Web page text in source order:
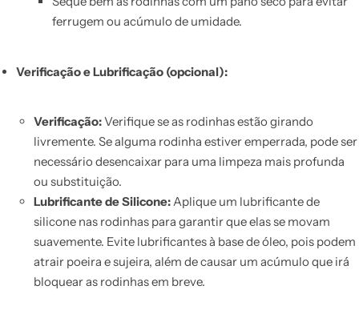
ferrugem ou acúmulo de umidade.
Verificação e Lubrificação (opcional):
Verificação:Verifique se as rodinhas estão girando
livremente. Se alguma rodinha estiver emperrada, pode ser
necessário desencaixar para uma limpeza mais profunda
ou substituição.
Lubrificante de Silicone:Aplique um lubrificante de
silicone nas rodinhas para garantir que elas se movam
suavemente. Evite lubrificantes à base de óleo, pois podem
atrair poeira e sujeira, além de causar um acúmulo que irá
bloquear as rodinhas em breve.